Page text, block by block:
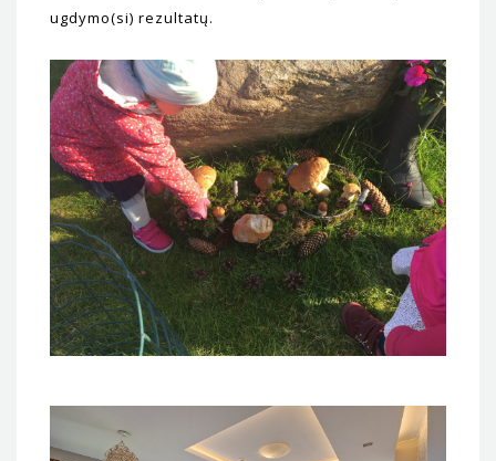
ugdymo(si) rezultatų.